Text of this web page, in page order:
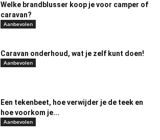
Welke brandblusser koop je voor camper of
caravan?
Aanbevolen
Caravan onderhoud, wat je zelf kunt doen!
Aanbevolen
Een tekenbeet, hoe verwijder je de teek en
hoe voorkom je...
Aanbevolen